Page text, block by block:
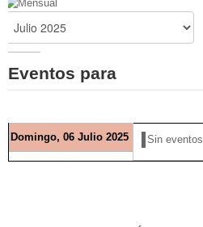
Eventos para
Domingo, 06 Julio 2025 Sin eventos